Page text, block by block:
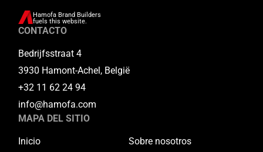
Hamofa Brand Builders
fuels this website.
CONTACTO
Bedrijfsstraat 4
3930 Hamont-Achel, België
+32 11 62 24 94
info@hamofa.com
MAPA DEL SITIO
Inicio
Sobre nosotros